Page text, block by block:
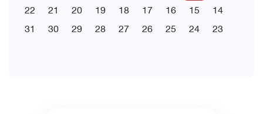
14
15
16
17
18
19
20
21
22
23
24
25
26
27
28
29
30
31